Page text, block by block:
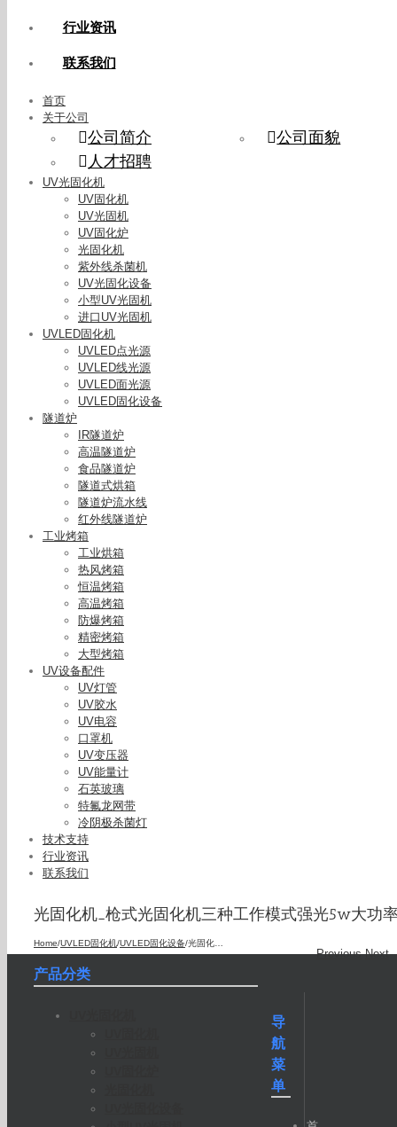
行业资讯
联系我们
首页
关于公司
公司简介
公司面貌
人才招聘
UV光固化机
UV固化机
UV光固机
UV固化炉
光固化机
紫外线杀菌机
UV光固化设备
小型UV光固机
进口UV光固机
UVLED固化机
UVLED点光源
UVLED线光源
UVLED面光源
UVLED固化设备
隧道炉
IR隧道炉
高温隧道炉
食品隧道炉
隧道式烘箱
隧道炉流水线
红外线隧道炉
工业烤箱
工业烘箱
热风烤箱
恒温烤箱
高温烤箱
防爆烤箱
精密烤箱
大型烤箱
UV设备配件
UV灯管
UV胶水
UV电容
口罩机
UV变压器
UV能量计
石英玻璃
特氟龙网带
冷阴极杀菌灯
技术支持
行业资讯
联系我们
光固化机_枪式光固化机三种工作模式强光5w大功
Home/UVLED固化机/UVLED固化设备/光固化机_枪式光固化机三种工作模式强光5w大功率led光固化
Previous Next
产品分类
导
航
菜
单